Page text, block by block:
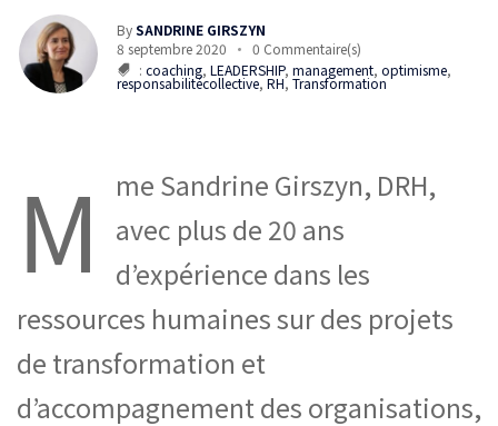
BySANDRINE GIRSZYN
8 septembre 2020
0 Commentaire(s)
: coaching, LEADERSHIP, management, optimisme,
responsabilitécollective, RH, Transformation
M
me Sandrine Girszyn, DRH,
avec plus de 20 ans
d’expérience dans les
ressources humaines sur des projets
de transformation et
d’accompagnement des organisations,